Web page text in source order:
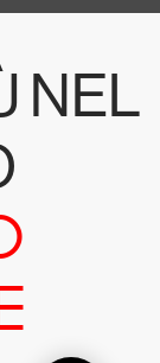
NEL